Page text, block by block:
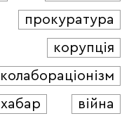
прокуратура
корупція
колабораціонізм
хабар війна